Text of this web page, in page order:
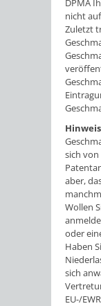
DPMA
nicht
Zuletzt
sich
aber,
Wollen
oder
Haben
sich
EU-/